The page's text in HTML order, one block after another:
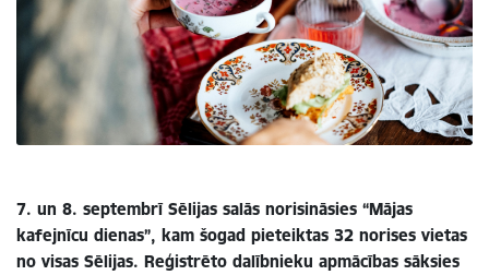
7. un 8. septembrī Sēlijas salās norisināsies “Mājas
kafejnīcu dienas”, kam šogad pieteiktas 32 norises vietas
no visas Sēlijas. Reģistrēto dalībnieku apmācības sāksies